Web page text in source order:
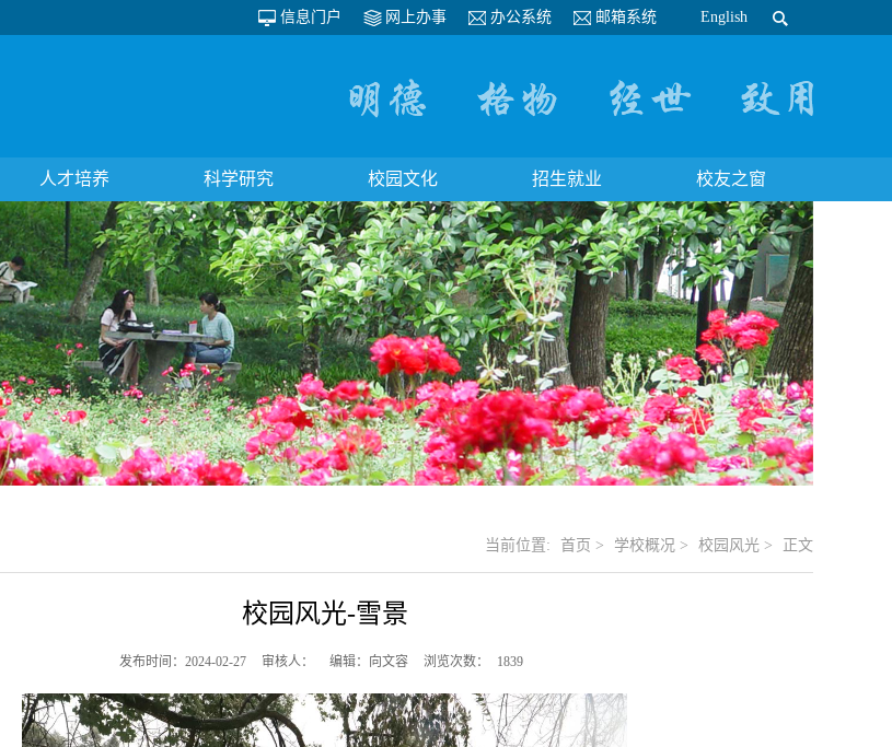
信息门户 网上办事 办公系统 邮箱系统 English
人才培养 科学研究 校园文化 招生就业 校友之窗
当前位置: 首页 > 学校概况 > 校园风光 > 正文
校园风光-雪景
发布时间：2024-02-27 审核人： 编辑：向文容 浏览次数： 1839